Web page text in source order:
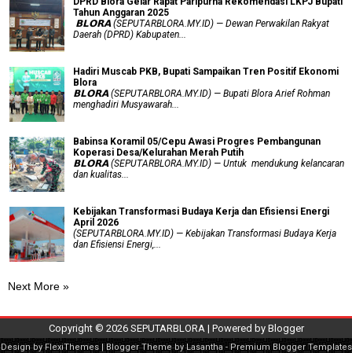
Tahun Anggaran 2025
‎ 𝗕𝗟𝗢𝗥𝗔 (SEPUTARBLORA.MY.ID) — Dewan Perwakilan Rakyat
Daerah (DPRD) Kabupaten...
Hadiri Muscab PKB, Bupati Sampaikan Tren Positif Ekonomi
Blora
𝗕𝗟𝗢𝗥𝗔 (SEPUTARBLORA.MY.ID) — Bupati Blora Arief Rohman
menghadiri Musyawarah...
Babinsa Koramil 05/Cepu Awasi Progres Pembangunan
Koperasi Desa/Kelurahan Merah Putih
𝗕𝗟𝗢𝗥𝗔 (SEPUTARBLORA.MY.ID) — Untuk mendukung kelancaran
dan kualitas...
Kebijakan Transformasi Budaya Kerja dan Efisiensi Energi
April 2026
(SEPUTARBLORA.MY.ID) — Kebijakan Transformasi Budaya Kerja
dan Efisiensi Energi,...
Next More »
Copyright © 2026 SEPUTARBLORA| Powered by Blogger
Design byFlexiThemes| Blogger Theme byLasantha- Premium Blogger Templates